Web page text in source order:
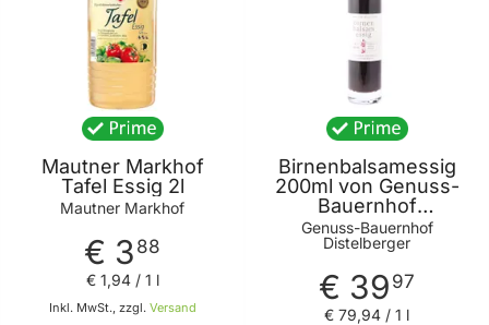
Mautner Markhof
Tafel Essig 2l
Mautner Markhof
€ 3 88
Inkl. MwSt., zzgl. Versand
€ 1,94/ 1 l
Birnenbalsamessig
200ml von Genuss-
Bauernhof
Distelberger
Genuss-Bauernhof
Distelberger
€ 39 97
€ 79,94 / 1 l